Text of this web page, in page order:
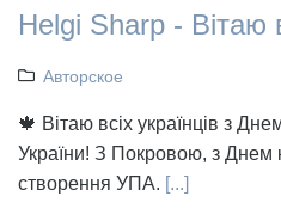
Helgi Sharp - Вітаю
Авторское
🍁 Вітаю всіх українців з
України! З Покровою, з Днем
створення УПА. [...]